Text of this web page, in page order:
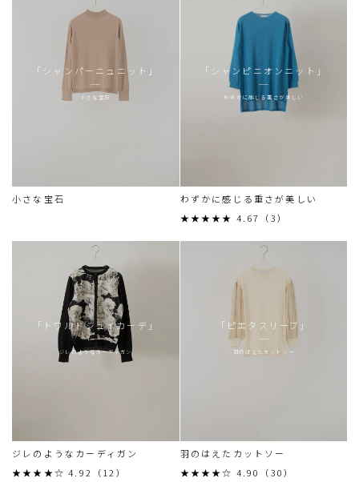
「シャンパーニュニット」
小さな宝石
小さな宝石
「シャンピニオンニット」
わずかに感じる重さが美しい
わずかに感じる重さが美しい
★★★★★ 4.67（3）
「トワルドジュイカーデ」
ジレのようなカーディガン
ジレのようなカーディガン
★★★★☆ 4.92（12）
「ピエタスリーブ」
羽のはえたカットソー
羽のはえたカットソー
★★★★☆ 4.90（30）